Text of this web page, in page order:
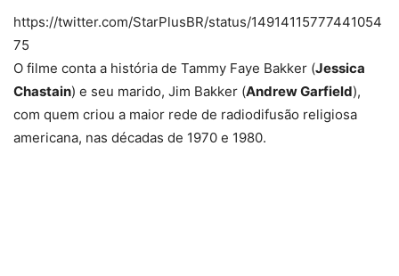
https://twitter.com/StarPlusBR/status/14914115777441054
75
O filme conta a história de Tammy Faye Bakker (Jessica
Chastain) e seu marido, Jim Bakker (Andrew Garfield),
com quem criou a maior rede de radiodifusão religiosa
americana, nas décadas de 1970 e 1980.